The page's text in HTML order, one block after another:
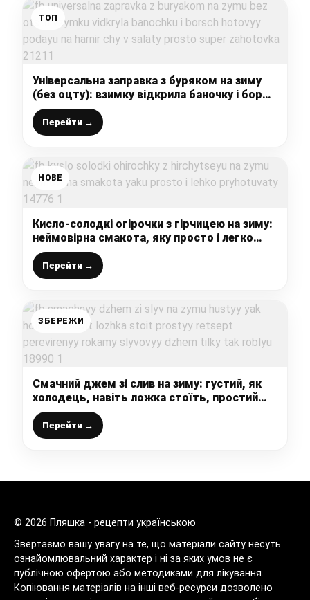
ТОП
Універсальна заправка з буряком на зиму
(без оцту): взимку відкрила баночку і борщ
готовий, подаю на гарнір чи в салати –
просто супер заготовка
Перейти →
НОВЕ
Кисло-солодкі огірочки з гірчицею на зиму:
неймовірна смакота, яку просто і легко
приготувати
Перейти →
ЗБЕРЕЖИ
Смачний джем зі слив на зиму: густий, як
холодець, навіть ложка стоїть, простий
рецепт перевірений роками, сливовий
джем тільки так роблю
Перейти →
© 2026 Пляшка - рецепти українською
Звертаємо вашу увагу на те, що матеріали сайту несуть
ознайомлювальний характер і ні за яких умов не є
публічною офертою або методиками для лікування.
Копіювання матеріалів на інші веб-ресурси дозволено